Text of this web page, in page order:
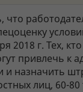
что
2018 г. Тех,
привлечь к
и назначить
лиц, 60-